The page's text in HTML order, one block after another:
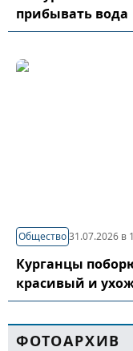
прибывать вода
Общество31.07.2026 в
Курганцы
красивый и
ФОТОАРХИВ